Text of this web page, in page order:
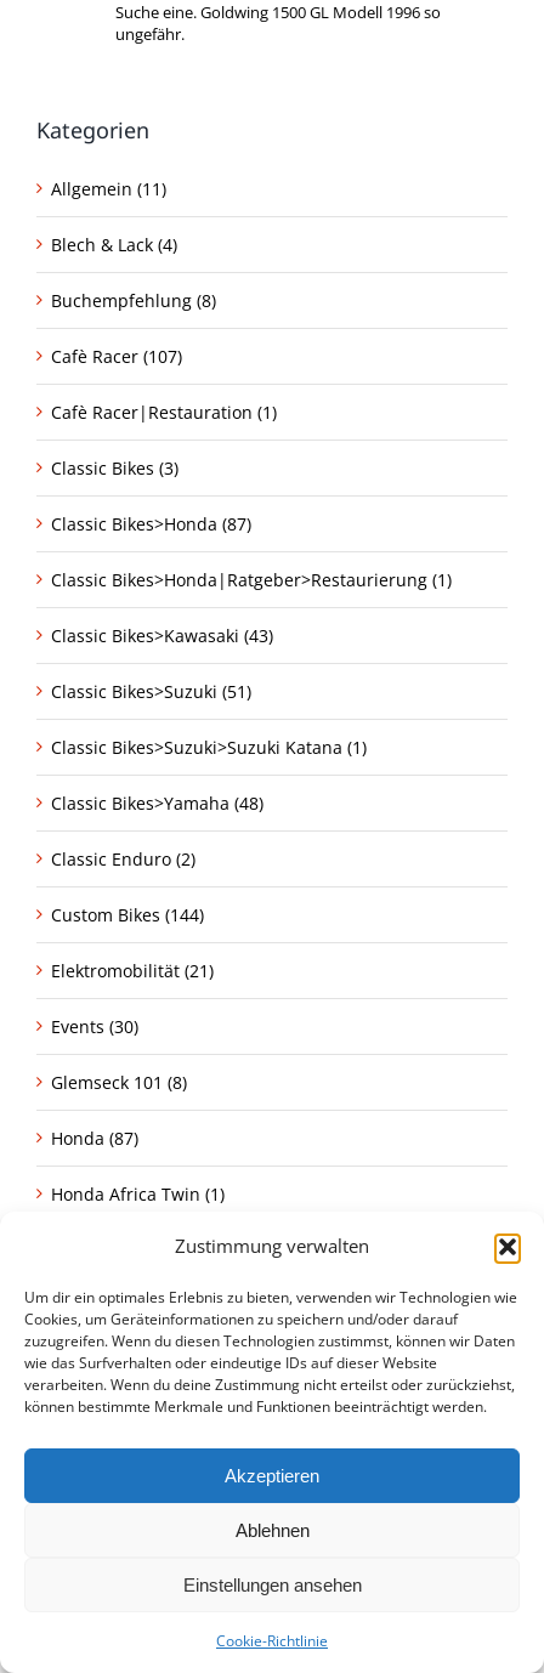
Zustimmung verwalten
Um dir ein optimales Erlebnis zu bieten, verwenden wir Technologien wie
Cookies, um Geräteinformationen zu speichern und/oder darauf
zuzugreifen. Wenn du diesen Technologien zustimmst, können wir Daten
wie das Surfverhalten oder eindeutige IDs auf dieser Website
verarbeiten. Wenn du deine Zustimmung nicht erteilst oder zurückziehst,
können bestimmte Merkmale und Funktionen beeinträchtigt werden.
Akzeptieren
Ablehnen
Einstellungen ansehen
Cookie-Richtlinie
Suche eine. Goldwing 1500 GL Modell 1996 so
ungefähr.
Kategorien
Allgemein (11)
Blech & Lack (4)
Buchempfehlung (8)
Cafè Racer (107)
Cafè Racer|Restauration (1)
Classic Bikes (3)
Classic Bikes>Honda (87)
Classic Bikes>Honda|Ratgeber>Restaurierung (1)
Classic Bikes>Kawasaki (43)
Classic Bikes>Suzuki (51)
Classic Bikes>Suzuki>Suzuki Katana (1)
Classic Bikes>Yamaha (48)
Classic Enduro (2)
Custom Bikes (144)
Elektromobilität (21)
Events (30)
Glemseck 101 (8)
Honda (87)
Honda Africa Twin (1)
Honda CB 750 Four (7)
Honda CB Four (2)
Honda CBX (6)
Honda CL (1)